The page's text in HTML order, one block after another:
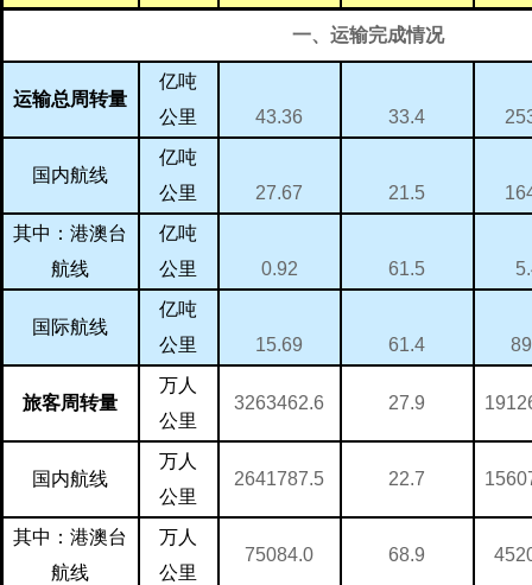
一、运输完成情况
运输总周转量
亿吨
公里
43.36 33.4
国内航线
亿吨
公里
27.67 21.5
其中：港澳台
航线
亿吨
公里
0.92 61.5
国际航线
亿吨
公里
15.69 61.4
旅客周转量
万人
公里
3263462.6 27.9
国内航线
万人
公里
2641787.5 22.7
其中：港澳台
航线
万人
公里
75084.0 68.9